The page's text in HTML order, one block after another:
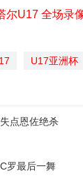
尔U17 全场录
U17亚洲杯
点恩佐绝杀
罗最后一舞